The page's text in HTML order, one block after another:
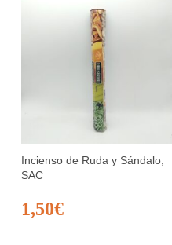
Incienso de Ruda y Sándalo,
SAC
1,50€